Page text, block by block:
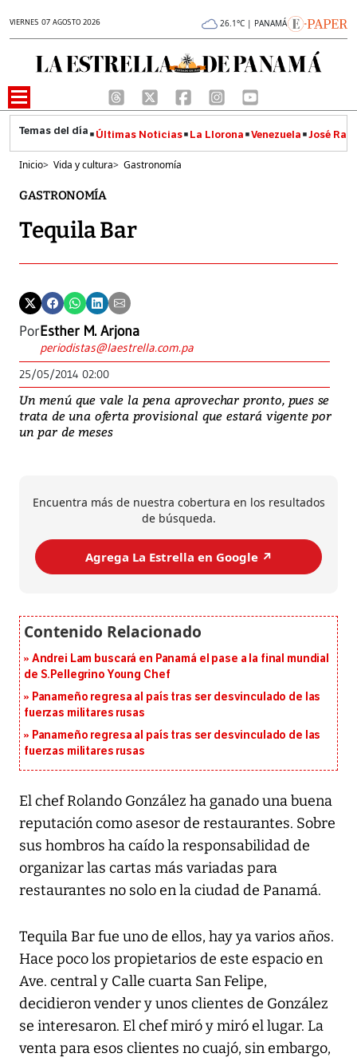
VIERNES 07 AGOSTO 2026 26.1°C | PANAMÁ
Últimas Noticias La Llorona Venezuela José
Inicio> Vida y cultura> Gastronomía
GASTRONOMÍA
Tequila Bar
PorEsther M. Arjona
periodistas@laestrella.com.pa
25/05/2014 02:00
Un menú que vale la pena aprovechar pronto, pues se
trata de una oferta provisional que estará vigente por
un par de meses
Encuentra más de nuestra cobertura en los resultados
de búsqueda.
Agrega La Estrella en Google ↗️
Andrei Lam buscará en Panamá el pase a la final mundial
de S.Pellegrino Young Chef
Panameño regresa al país tras ser desvinculado de las
fuerzas militares rusas
Panameño regresa al país tras ser desvinculado de las
fuerzas militares rusas
El chef Rolando González ha ganado una buena
reputación como asesor de restaurantes. Sobre
sus hombros ha caído la responsabilidad de
organizar las cartas más variadas para
restaurantes no solo en la ciudad de Panamá.
Tequila Bar fue uno de ellos, hay ya varios años.
Hace poco los propietarios de este espacio en
Ave. central y Calle cuarta San Felipe,
decidieron vender y unos clientes de González
se interesaron. El chef miró y miró el lugar. La
venta para esos clientes no cuajó, sin embargo,